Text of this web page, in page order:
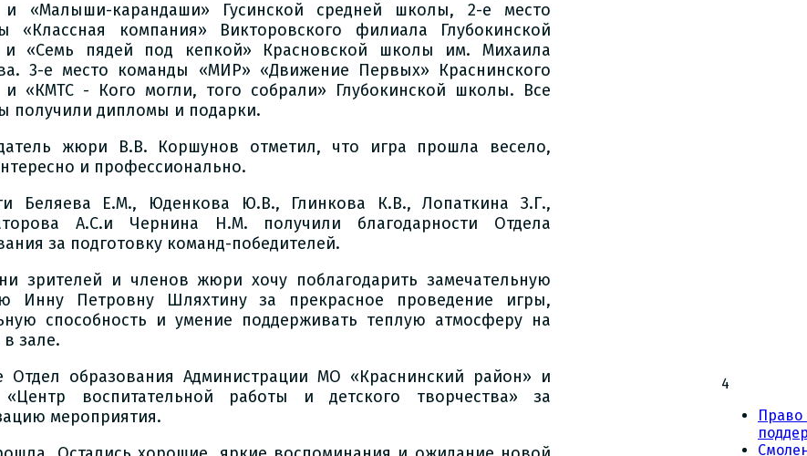
«Малыши-карандаши» Гусинской средней школы, 2-е место
«Классная компания» Викторовского филиала Глубокинской
«Семь пядей под кепкой» Красновской школы им. Михаила
3-е место команды «МИР» «Движение Первых» Краснинского
и «КМТС - Кого могли, того собрали» Глубокинской школы. Все
получили дипломы и подарки.
жюри В.В. Коршунов отметил, что игра прошла весело,
и профессионально.
Беляева Е.М., Юденкова Ю.В., Глинкова К.В., Лопаткина З.Г.,
А.С.и Чернина Н.М. получили благодарности Отдела
за подготовку команд-победителей.
зрителей и членов жюри хочу поблагодарить замечательную
Инну Петровну Шляхтину за прекрасное проведение игры,
способность и умение поддерживать теплую атмосферу на
зале.
Отдел образования Администрации МО «Краснинский район» и
воспитательной работы и детского творчества» за
мероприятия.
4
Право